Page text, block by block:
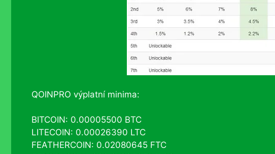
QOINPRO výplatní minima:
BITCOIN: 0.00005500 BTC
LITECOIN: 0.00026390 LTC
FEATHERCOIN: 0.02080645 FTC